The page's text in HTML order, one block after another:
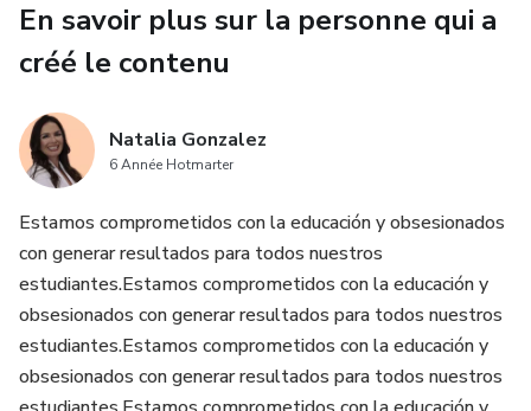
En savoir plus sur la personne qui a
créé le contenu
Natalia Gonzalez
6 Année Hotmarter
Estamos comprometidos con la educación y obsesionados
con generar resultados para todos nuestros
estudiantes.Estamos comprometidos con la educación y
obsesionados con generar resultados para todos nuestros
estudiantes.Estamos comprometidos con la educación y
obsesionados con generar resultados para todos nuestros